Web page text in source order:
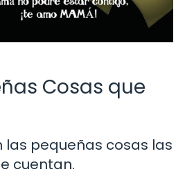
Cosas que
las pequeñas cosas las
cuentan.